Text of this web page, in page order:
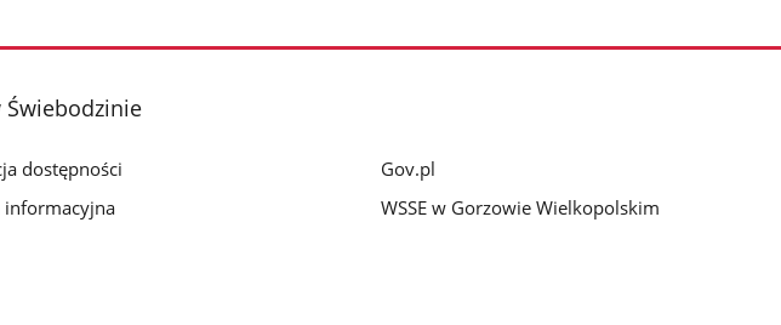
dostępności
informacyjna
Gov.pl
WSSE w Gorzowie Wielkopolskim